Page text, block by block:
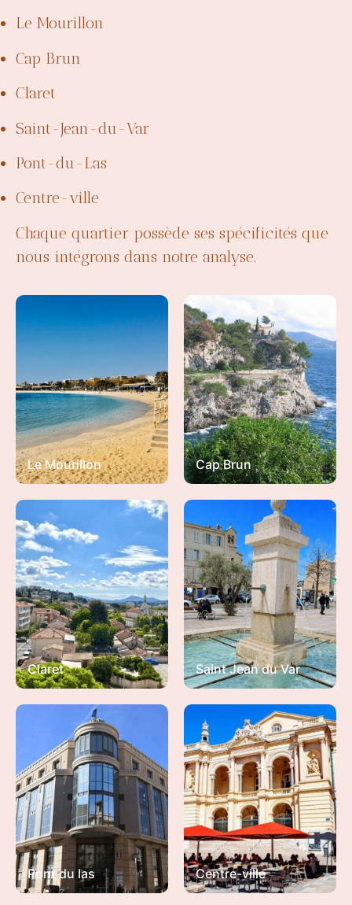
Le Mourillon
Cap Brun
Claret
Saint-Jean-du-Var
Pont-du-Las
Centre-ville
Chaque quartier possède ses spécificités que
nous intégrons dans notre analyse.
Le Mourillon Cap Brun
Claret Saint Jean du Var
Pont du las Centre-ville